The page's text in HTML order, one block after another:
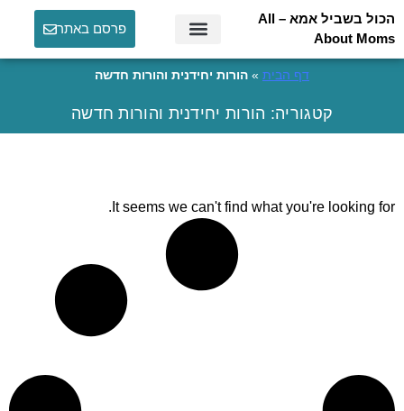
הכול בשביל אמא – All
About Moms
פרסם באתר
דף הבית » הורות יחידנית והורות חדשה
קטגוריה: הורות יחידנית והורות חדשה
It seems we can't find what you're looking for.